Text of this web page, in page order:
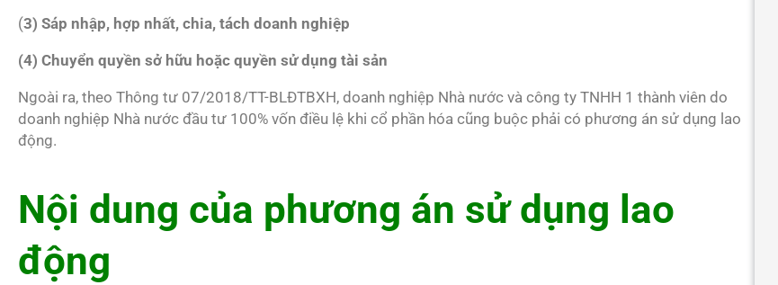
(3) Sáp nhập, hợp nhất, chia, tách doanh nghiệp
(4) Chuyển quyền sở hữu hoặc quyền sử dụng tài sản
Ngoài ra, theo Thông tư 07/2018/TT-BLĐTBXH, doanh nghiệp Nhà nước và công ty TNHH 1 thành viên do
doanh nghiệp Nhà nước đầu tư 100% vốn điều lệ khi cổ phần hóa cũng buộc phải có phương án sử dụng lao
động.
Nội dung của phương án sử dụng lao
động